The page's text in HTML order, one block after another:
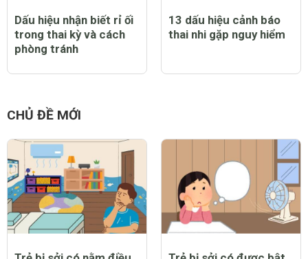
Dấu hiệu nhận biết rỉ ối
trong thai kỳ và cách
phòng tránh
13 dấu hiệu cảnh báo
thai nhi gặp nguy hiểm
CHỦ ĐỀ MỚI